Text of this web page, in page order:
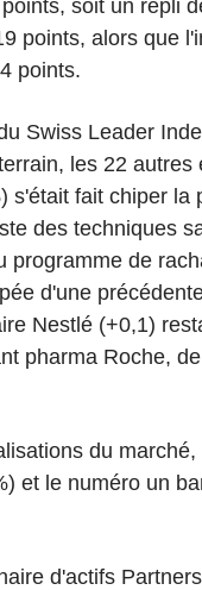
soit un repli
points, alors que
points.
Swiss Leader
les 22 autres
s'était fait chiper la
des techniques
programme de
d'une
Nestlé (+0,1)
pharma Roche,
du marché,
et le numéro un
d'actifs